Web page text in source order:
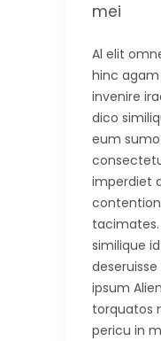
mei
Al elit
hinc
invenire
dico
eum
imperdiet
similique
ipsum
torquatos
pericu in